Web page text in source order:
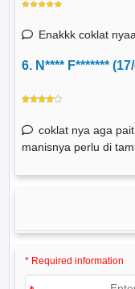
Enakkk coklat
6. N**** F*******
coklat nya aga
manisnya perlu di
* Required information